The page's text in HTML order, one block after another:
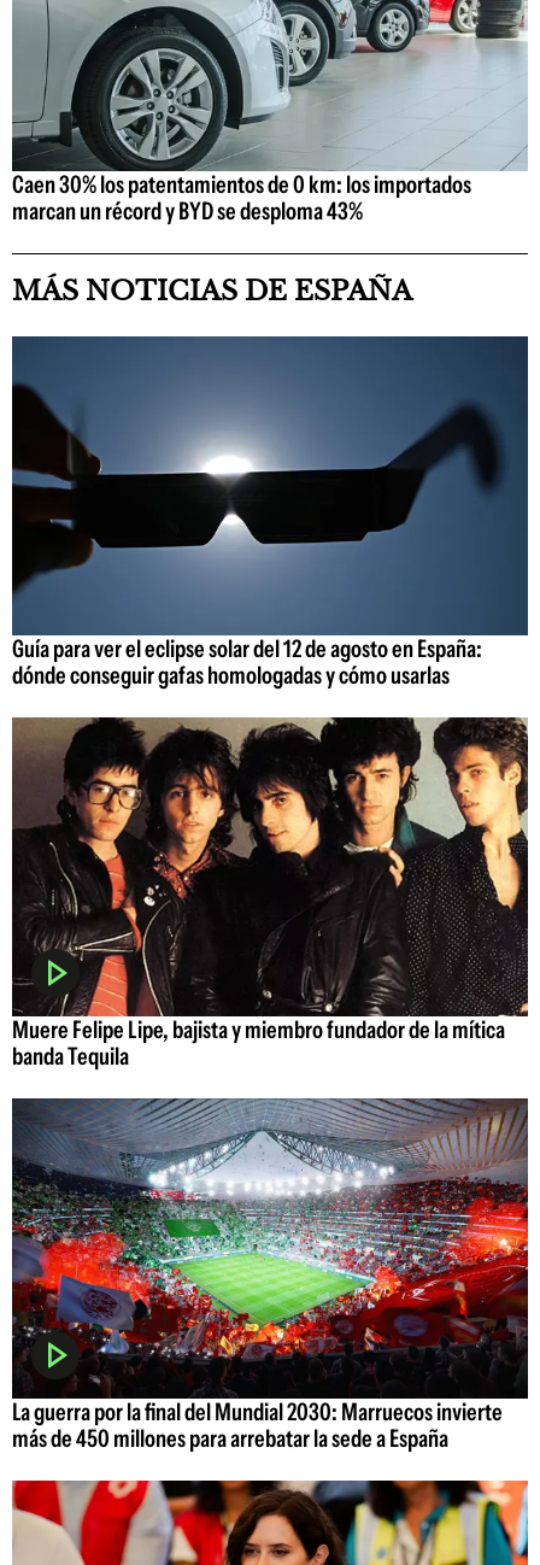
Caen 30% los patentamientos de 0 km: los importados
marcan un récord y BYD se desploma 43%
MÁS NOTICIAS DE ESPAÑA
Guía para ver el eclipse solar del 12 de agosto en España:
dónde conseguir gafas homologadas y cómo usarlas
Muere Felipe Lipe, bajista y miembro fundador de la mítica
banda Tequila
La guerra por la final del Mundial 2030: Marruecos invierte
más de 450 millones para arrebatar la sede a España